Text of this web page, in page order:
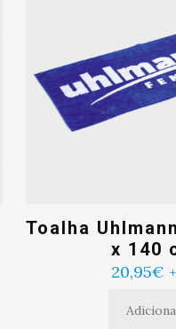
Toalha
x 140
20,95€